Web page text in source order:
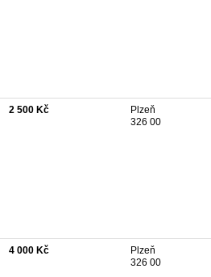
2 500 Kč
Plzeň
326 00
4 000 Kč
Plzeň
326 00